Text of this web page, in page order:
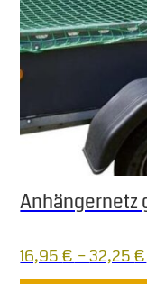
Anhängernetz
16,95€ –32,25€